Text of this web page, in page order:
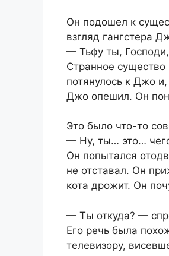
Он подошел к
взгляд гангстера
— Тьфу ты,
Странное
потянулось к Джо
Джо опешил. Он
Это было что-то
— Ну, ты… это…
Он попытался
не отставал. Он
кота дрожит. Он
— Ты откуда? —
Его речь была
телевизору,